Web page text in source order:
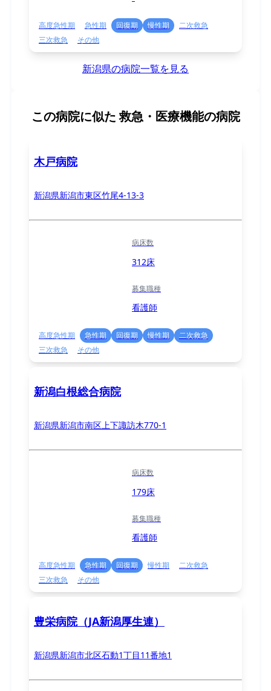
高度急性期 急性期 回復期 慢性期
二次救急
三次救急
その他
新潟県の病院一覧を見る
この病院に似た 救急・医療機能の病院
木戸病院
新潟県新潟市東区竹尾4-13-3
病床数
312床
募集職種
看護師
高度急性期 急性期 回復期 慢性期
二次救急
三次救急
その他
新潟白根総合病院
新潟県新潟市南区上下諏訪木770-1
病床数
179床
募集職種
看護師
高度急性期 急性期 回復期 慢性期
二次救急
三次救急
その他
豊栄病院（JA新潟厚生連）
新潟県新潟市北区石動1丁目11番地1